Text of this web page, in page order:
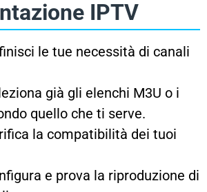
IPTV
le tue necessità di canali
già gli elenchi M3U o i
quello che ti serve.
la compatibilità dei tuoi
e prova la riproduzione di